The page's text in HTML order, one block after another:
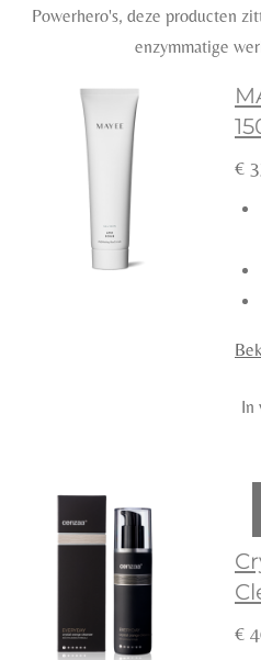
Powerhero's, deze producten
enzymmatige
€
In
€